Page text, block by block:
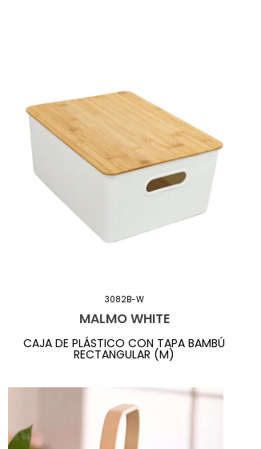
3082B-W
MALMO WHITE
CAJA DE PLÁSTICO CON TAPA BAMBÚ
RECTANGULAR (M)